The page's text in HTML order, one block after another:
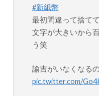
#新紙幣
最初間違って捨て
文字が大きいから
う笑
諭吉がいなくなる
pic.twitter.com/